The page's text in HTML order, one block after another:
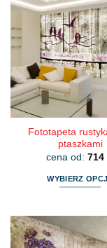
Opcje
na
Fototapeta
ptaszkami
cena od: 714
WYBIERZ
wiele